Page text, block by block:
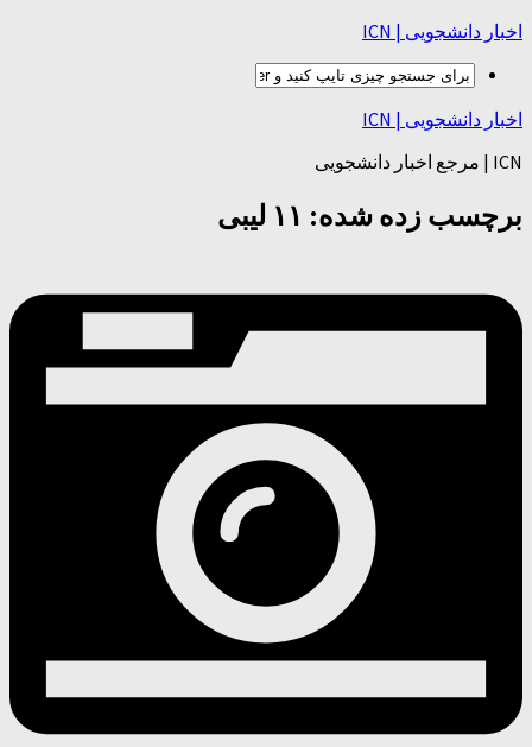
اخبار دانشجویی | ICN
اخبار دانشجویی | ICN
ICN | مرجع اخبار دانشجویی
برچسب زده شده: ۱۱ لیبی